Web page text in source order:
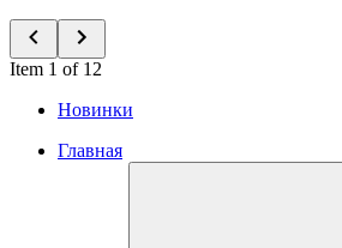
Item 1 of 12
Новинки
Главная